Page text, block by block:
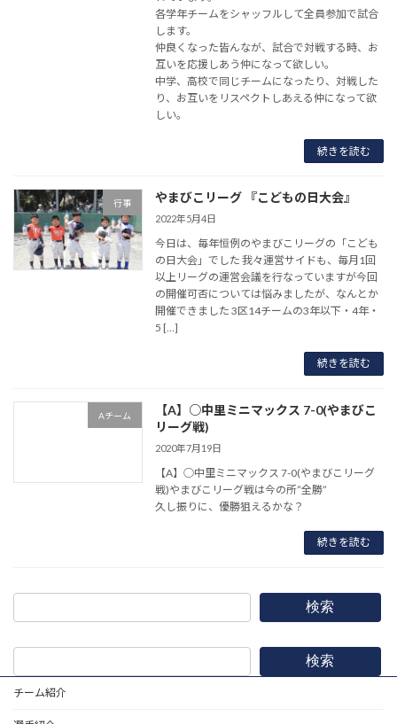
各学年チームをシャッフルして全員参加で試合
します。
仲良くなった皆んなが、試合で対戦する時、お
互いを応援しあう仲になって欲しい。
中学、高校で同じチームになったり、対戦した
り、お互いをリスペクトしあえる仲になって欲
しい。
続きを読む
行事 やまびこリーグ 『こどもの日大会』
2022年5月4日
今日は、毎年恒例のやまびこリーグの「こども
の日大会」でした 我々運営サイドも、毎月1回
以上リーグの運営会議を行なっていますが今回
の開催可否については悩みましたが、なんとか
開催できました 3区14チームの3年以下・4年・
5 […]
続きを読む
Aチーム
【A】○中里ミニマックス 7-0(やまびこ
リーグ戦)
2020年7月19日
【A】○中里ミニマックス 7-0(やまびこリーグ
戦)やまびこリーグ戦は今の所”全勝”
久し振りに、優勝狙えるかな？
続きを読む
検索
検索
チーム紹介